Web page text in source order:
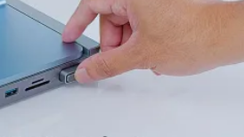
書籍・雑誌出版
チャレンジ